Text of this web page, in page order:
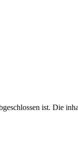
ist. Die